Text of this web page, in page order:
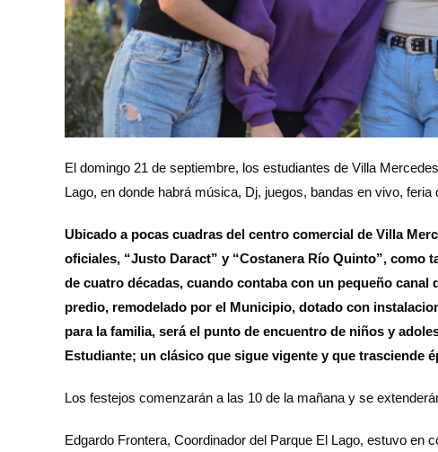
El domingo 21 de septiembre, los estudiantes de Villa
Lago, en donde habrá música, Dj, juegos, bandas en vivo,
Ubicado a pocas cuadras del centro comercial de Villa
oficiales, “Justo Daract” y “Costanera Río Quinto”, como
de cuatro décadas, cuando contaba con un pequeño
predio, remodelado por el Municipio, dotado con
para la familia, será el punto de encuentro de niños y
Estudiante; un clásico que sigue vigente y que trasciende
Los festejos comenzarán a las 10 de la mañana y se
Edgardo Frontera, Coordinador del Parque El Lago, estuvo en